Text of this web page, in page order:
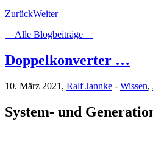
ZurückWeiter
Alle Blogbeiträge
Doppelkonverter …
10. März 2021, Ralf Jannke - Wissen,
System- und